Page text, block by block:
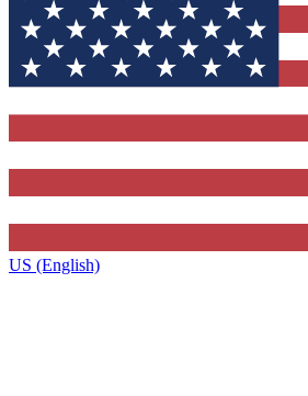
US (English)